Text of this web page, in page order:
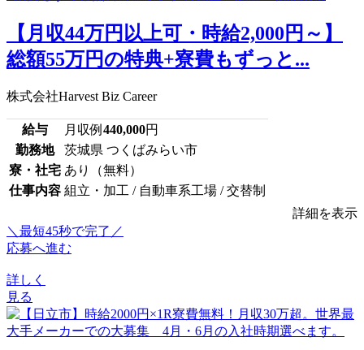
【月収44万円以上可・時給2,000円～】
総額55万円の特典+寮費もずっと...
株式会社Harvest Biz Career
給与 月収例 440,000円
勤務地
茨城県 つくばみらい市
寮・社宅 あり（無料）
仕事内容 組立・加工 / 自動車系工場 / 交替制
詳細を表示
＼最短45秒で完了／
応募へ進む
詳しく
見る